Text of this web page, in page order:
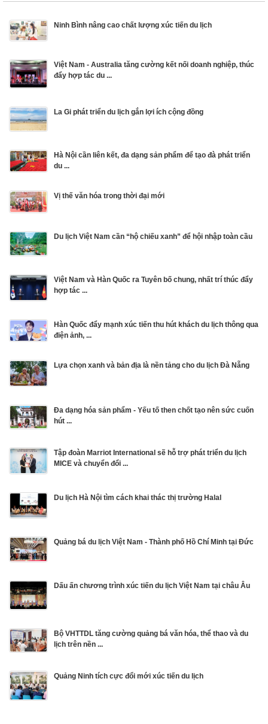
Ninh Bình nâng cao chất lượng xúc tiến du lịch
Việt Nam - Australia tăng cường kết nối doanh nghiệp, thúc
đẩy hợp tác du ...
La Gi phát triển du lịch gắn lợi ích cộng đồng
Hà Nội cần liên kết, đa dạng sản phẩm để tạo đà phát triển
du ...
Vị thế văn hóa trong thời đại mới
Du lịch Việt Nam cần “hộ chiếu xanh” để hội nhập toàn cầu
Việt Nam và Hàn Quốc ra Tuyên bố chung, nhất trí thúc đẩy
hợp tác ...
Hàn Quốc đẩy mạnh xúc tiến thu hút khách du lịch thông qua
điện ảnh, ...
Lựa chọn xanh và bản địa là nền tảng cho du lịch Đà Nẵng
Đa dạng hóa sản phẩm - Yếu tố then chốt tạo nên sức cuốn
hút ...
Tập đoàn Marriot International sẽ hỗ trợ phát triển du lịch
MICE và chuyển đổi ...
Du lịch Hà Nội tìm cách khai thác thị trường Halal
Quảng bá du lịch Việt Nam - Thành phố Hồ Chí Minh tại Đức
Dấu ấn chương trình xúc tiến du lịch Việt Nam tại châu Âu
Bộ VHTTDL tăng cường quảng bá văn hóa, thể thao và du
lịch trên nền ...
Quảng Ninh tích cực đổi mới xúc tiến du lịch